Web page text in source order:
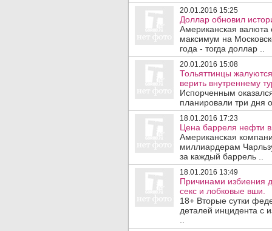
20.01.2016 15:25
Доллар обновил
Американская валюта
максимум на
года - тогда доллар ..
20.01.2016 15:08
Тольяттинцы
верить внутреннему
Испорченным
планировали три дня
18.01.2016 17:23
Цена барреля нефти
Американская
миллиардерам
за каждый баррель ..
18.01.2016 13:49
Причинами избиения
секс и лобковые вши.
18+ Вторые сутки
деталей инцидента с